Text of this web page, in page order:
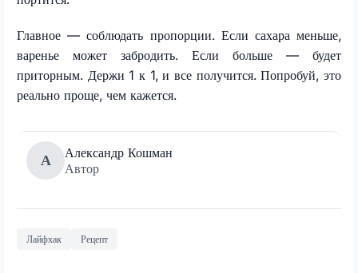
Главное — соблюдать пропорции. Если сахара меньше,
варенье может забродить. Если больше — будет
приторным. Держи 1 к 1, и все получится. Попробуй, это
реально проще, чем кажется.
А
Александр Кошман
Автор
Лайфхак Рецепт